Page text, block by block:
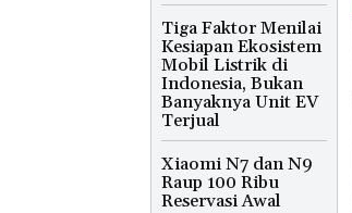
Tiga Faktor Menilai
Kesiapan Ekosistem
Mobil Listrik di
Indonesia, Bukan
Banyaknya Unit EV
Terjual
Xiaomi N7 dan N9
Raup 100 Ribu
Reservasi Awal